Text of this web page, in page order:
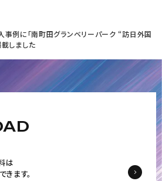
事例に「南町田グランベリーパーク “訪日外国
しました
は
ます。